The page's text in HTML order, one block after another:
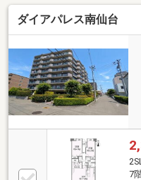
お客さんが多い方
車での来訪者も呼
能ですので、お気
ダイアパレス南仙台
7